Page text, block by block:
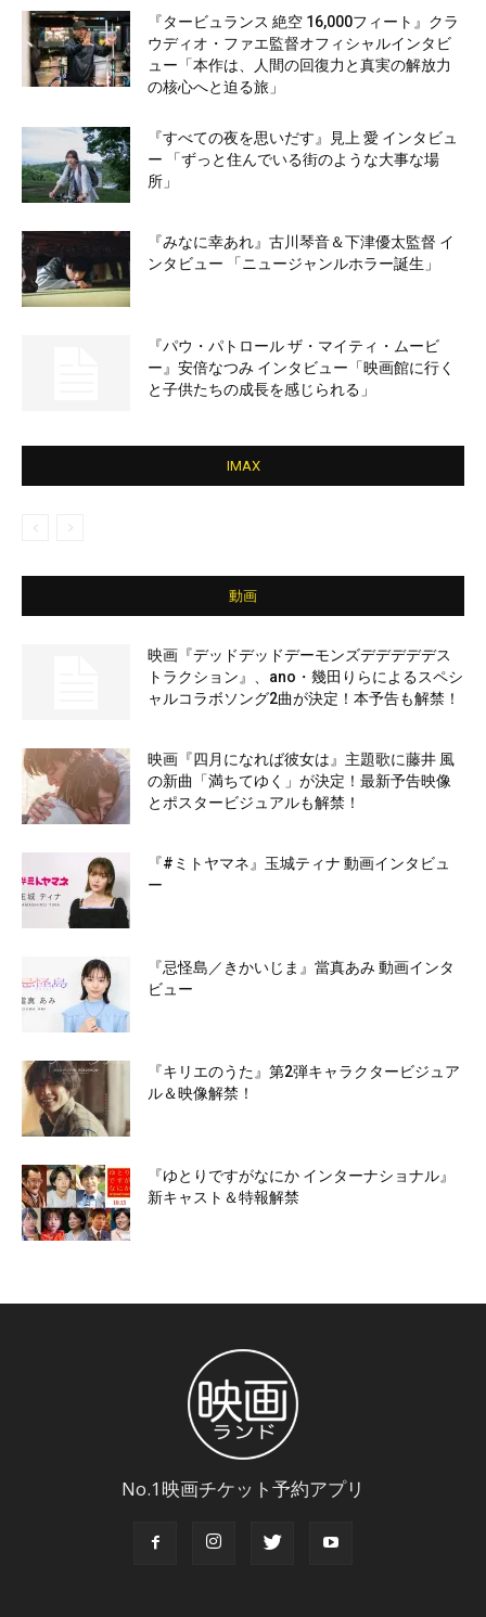
『タービュランス 絶空 16,000フィート』クラ
ウディオ・ファエ監督オフィシャルインタビ
ュー「本作は、人間の回復力と真実の解放力
の核心へと迫る旅」
『すべての夜を思いだす』見上 愛 インタビュ
ー 「ずっと住んでいる街のような大事な場
所」
『みなに幸あれ』古川琴音＆下津優太監督 イ
ンタビュー 「ニュージャンルホラー誕生」
『パウ・パトロール ザ・マイティ・ムービ
ー』安倍なつみ インタビュー「映画館に行く
と子供たちの成長を感じられる」
IMAX
動画
映画『デッドデッドデーモンズデデデデデス
トラクション』、ano・幾田りらによるスペシ
ャルコラボソング2曲が決定！本予告も解禁！
映画『四月になれば彼女は』主題歌に藤井 風
の新曲「満ちてゆく」が決定！最新予告映像
とポスタービジュアルも解禁！
『#ミトヤマネ』玉城ティナ 動画インタビュ
ー
『忌怪島／きかいじま』當真あみ 動画インタ
ビュー
『キリエのうた』第2弾キャラクタービジュア
ル＆映像解禁！
『ゆとりですがなにか インターナショナル』
新キャスト＆特報解禁
No.1映画チケット予約アプリ